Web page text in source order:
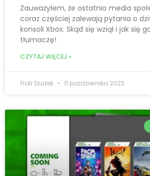
Zauważyłem, że ostatnio media
coraz częściej zalewają pytania o
konsoli Xbox. Skąd się wziął i jak się
tłumaczę!
CZYTAJ WIĘCEJ »
Piotr Dudek 11 października 2023